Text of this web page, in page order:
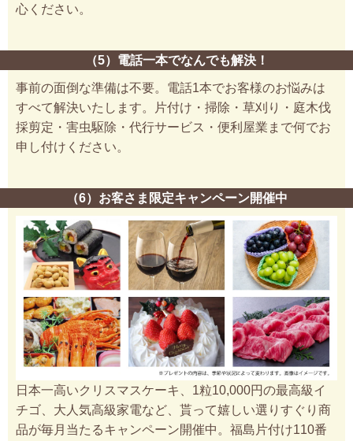
心ください。
（5）電話一本でなんでも解決！
事前の面倒な準備は不要。電話1本でお客様のお悩みは
すべて解決いたします。片付け・掃除・草刈り・庭木伐
採剪定・害虫駆除・代行サービス・便利屋業まで何でお
申し付けください。
（6）お客さま限定キャンペーン開催中
日本一高いクリスマスケーキ、1粒10,000円の最高級イ
チゴ、大人気高級家電など、貰って嬉しい選りすぐり商
品が毎月当たるキャンペーン開催中。福島片付け110番